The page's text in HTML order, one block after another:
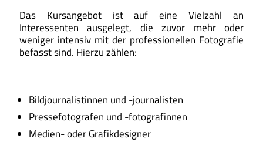
Das Kursangebot ist auf eine Vielzahl an
Interessenten ausgelegt, die zuvor mehr oder
weniger intensiv mit der professionellen Fotografie
befasst sind. Hierzu zählen:
Bildjournalistinnen und -journalisten
Pressefotografen und -fotografinnen
Medien- oder Grafikdesigner